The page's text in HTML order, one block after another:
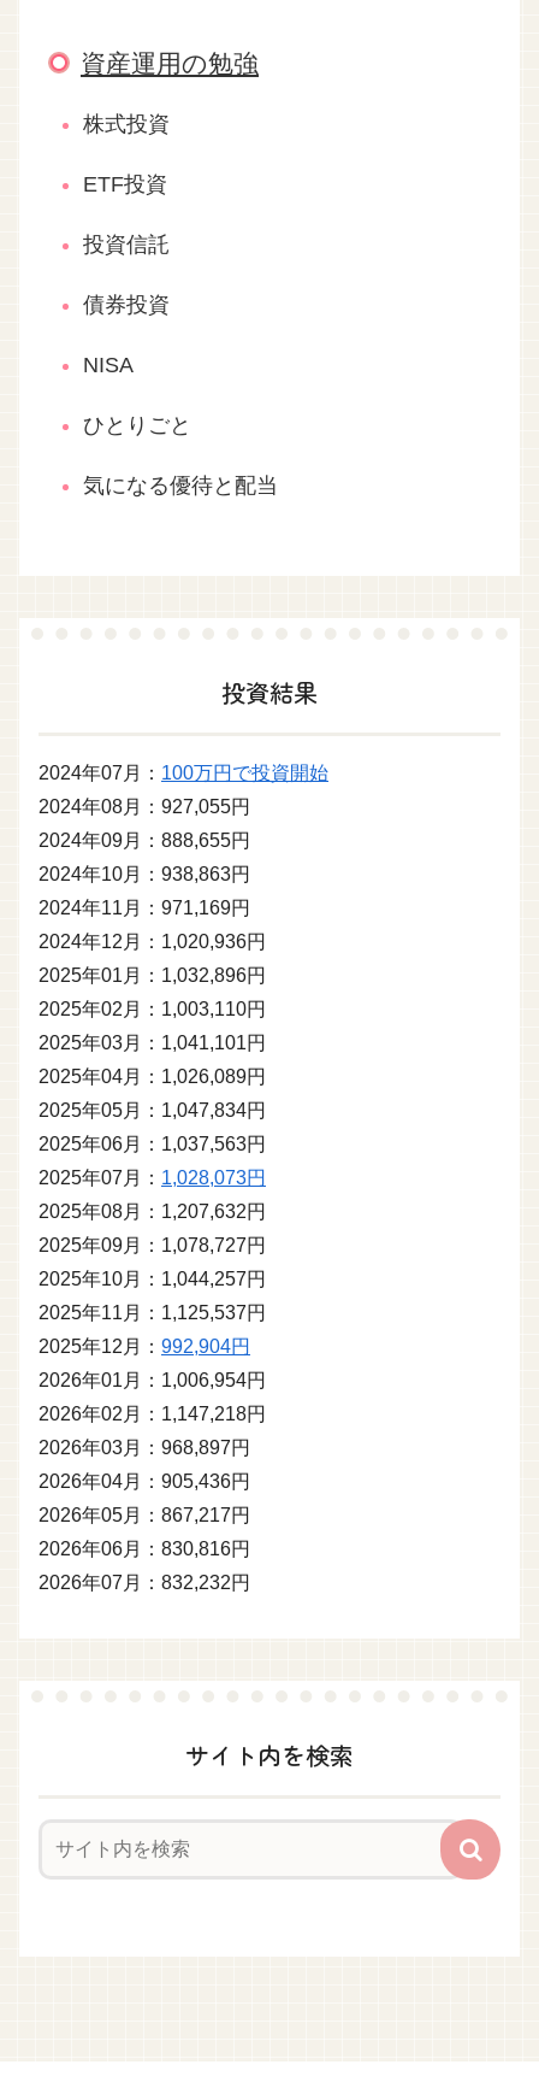
資産運用の勉強
株式投資
ETF投資
投資信託
債券投資
NISA
ひとりごと
気になる優待と配当
投資結果
2024年07月： 100万円で投資開始
2024年08月：927,055円
2024年09月：888,655円
2024年10月：938,863円
2024年11月：971,169円
2024年12月：1,020,936円
2025年01月：1,032,896円
2025年02月：1,003,110円
2025年03月：1,041,101円
2025年04月：1,026,089円
2025年05月：1,047,834円
2025年06月：1,037,563円
2025年07月： 1,028,073円
2025年08月：1,207,632円
2025年09月：1,078,727円
2025年10月：1,044,257円
2025年11月：1,125,537円
2025年12月： 992,904円
2026年01月：1,006,954円
2026年02月：1,147,218円
2026年03月：968,897円
2026年04月：905,436円
2026年05月：867,217円
2026年06月：830,816円
2026年07月：832,232円
サイト内を検索